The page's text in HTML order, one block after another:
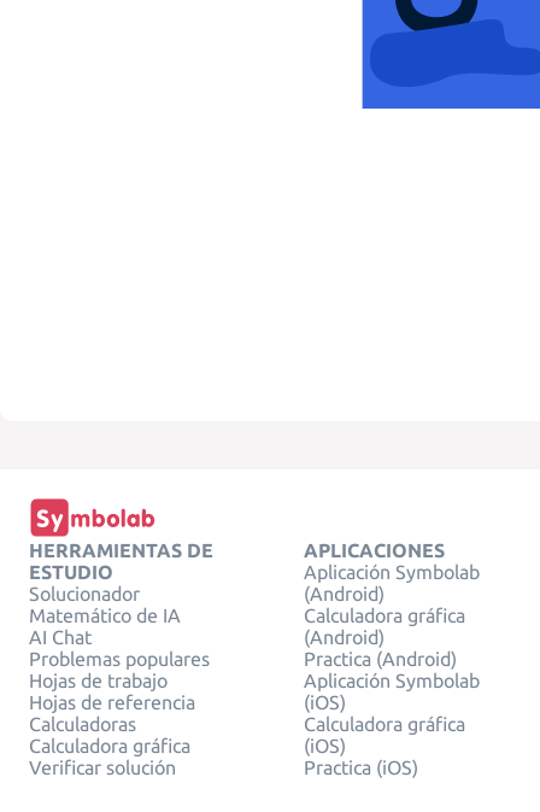
HERRAMIENTAS DE
ESTUDIO
Solucionador
Matemático de IA
AI Chat
Problemas populares
Hojas de trabajo
Hojas de referencia
Calculadoras
Calculadora gráfica
Verificar solución
APLICACIONES
Aplicación Symbolab
(Android)
Calculadora gráfica
(Android)
Practica (Android)
Aplicación Symbolab
(iOS)
Calculadora gráfica
(iOS)
Practica (iOS)